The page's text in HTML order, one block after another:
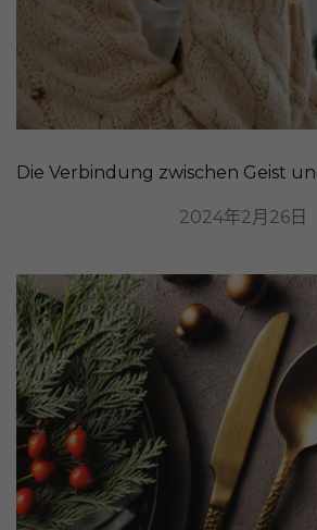
2024年2月26日